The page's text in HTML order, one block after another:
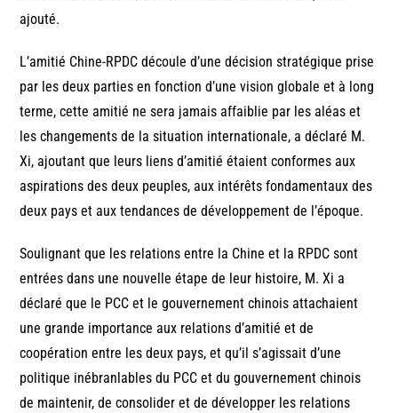
ajouté.
L’amitié Chine-RPDC découle d’une décision stratégique prise
par les deux parties en fonction d’une vision globale et à long
terme, cette amitié ne sera jamais affaiblie par les aléas et
les changements de la situation internationale, a déclaré M.
Xi, ajoutant que leurs liens d’amitié étaient conformes aux
aspirations des deux peuples, aux intérêts fondamentaux des
deux pays et aux tendances de développement de l’époque.
Soulignant que les relations entre la Chine et la RPDC sont
entrées dans une nouvelle étape de leur histoire, M. Xi a
déclaré que le PCC et le gouvernement chinois attachaient
une grande importance aux relations d’amitié et de
coopération entre les deux pays, et qu’il s’agissait d’une
politique inébranlables du PCC et du gouvernement chinois
de maintenir, de consolider et de développer les relations